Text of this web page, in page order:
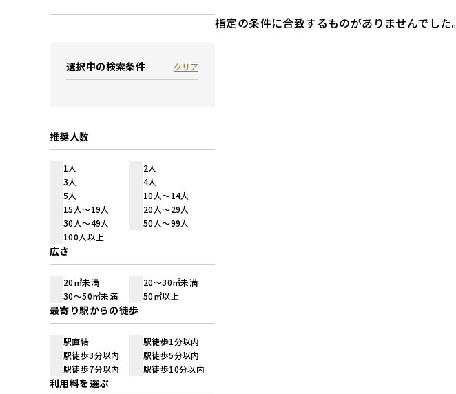
選択中の検索条件 クリア
推奨人数
1人
2人
3人
4人
5人
10人～14人
15人～19人
20人～29人
30人～49人
50人～99人
100人以上
広さ
20㎡未満
20～30㎡未満
30～50㎡未満
50㎡以上
最寄り駅からの徒歩
駅直結
駅徒歩1分以内
駅徒歩3分以内
駅徒歩5分以内
駅徒歩7分以内
駅徒歩10分以内
利用料を選ぶ
指定の条件に合致するものがありませんでした。